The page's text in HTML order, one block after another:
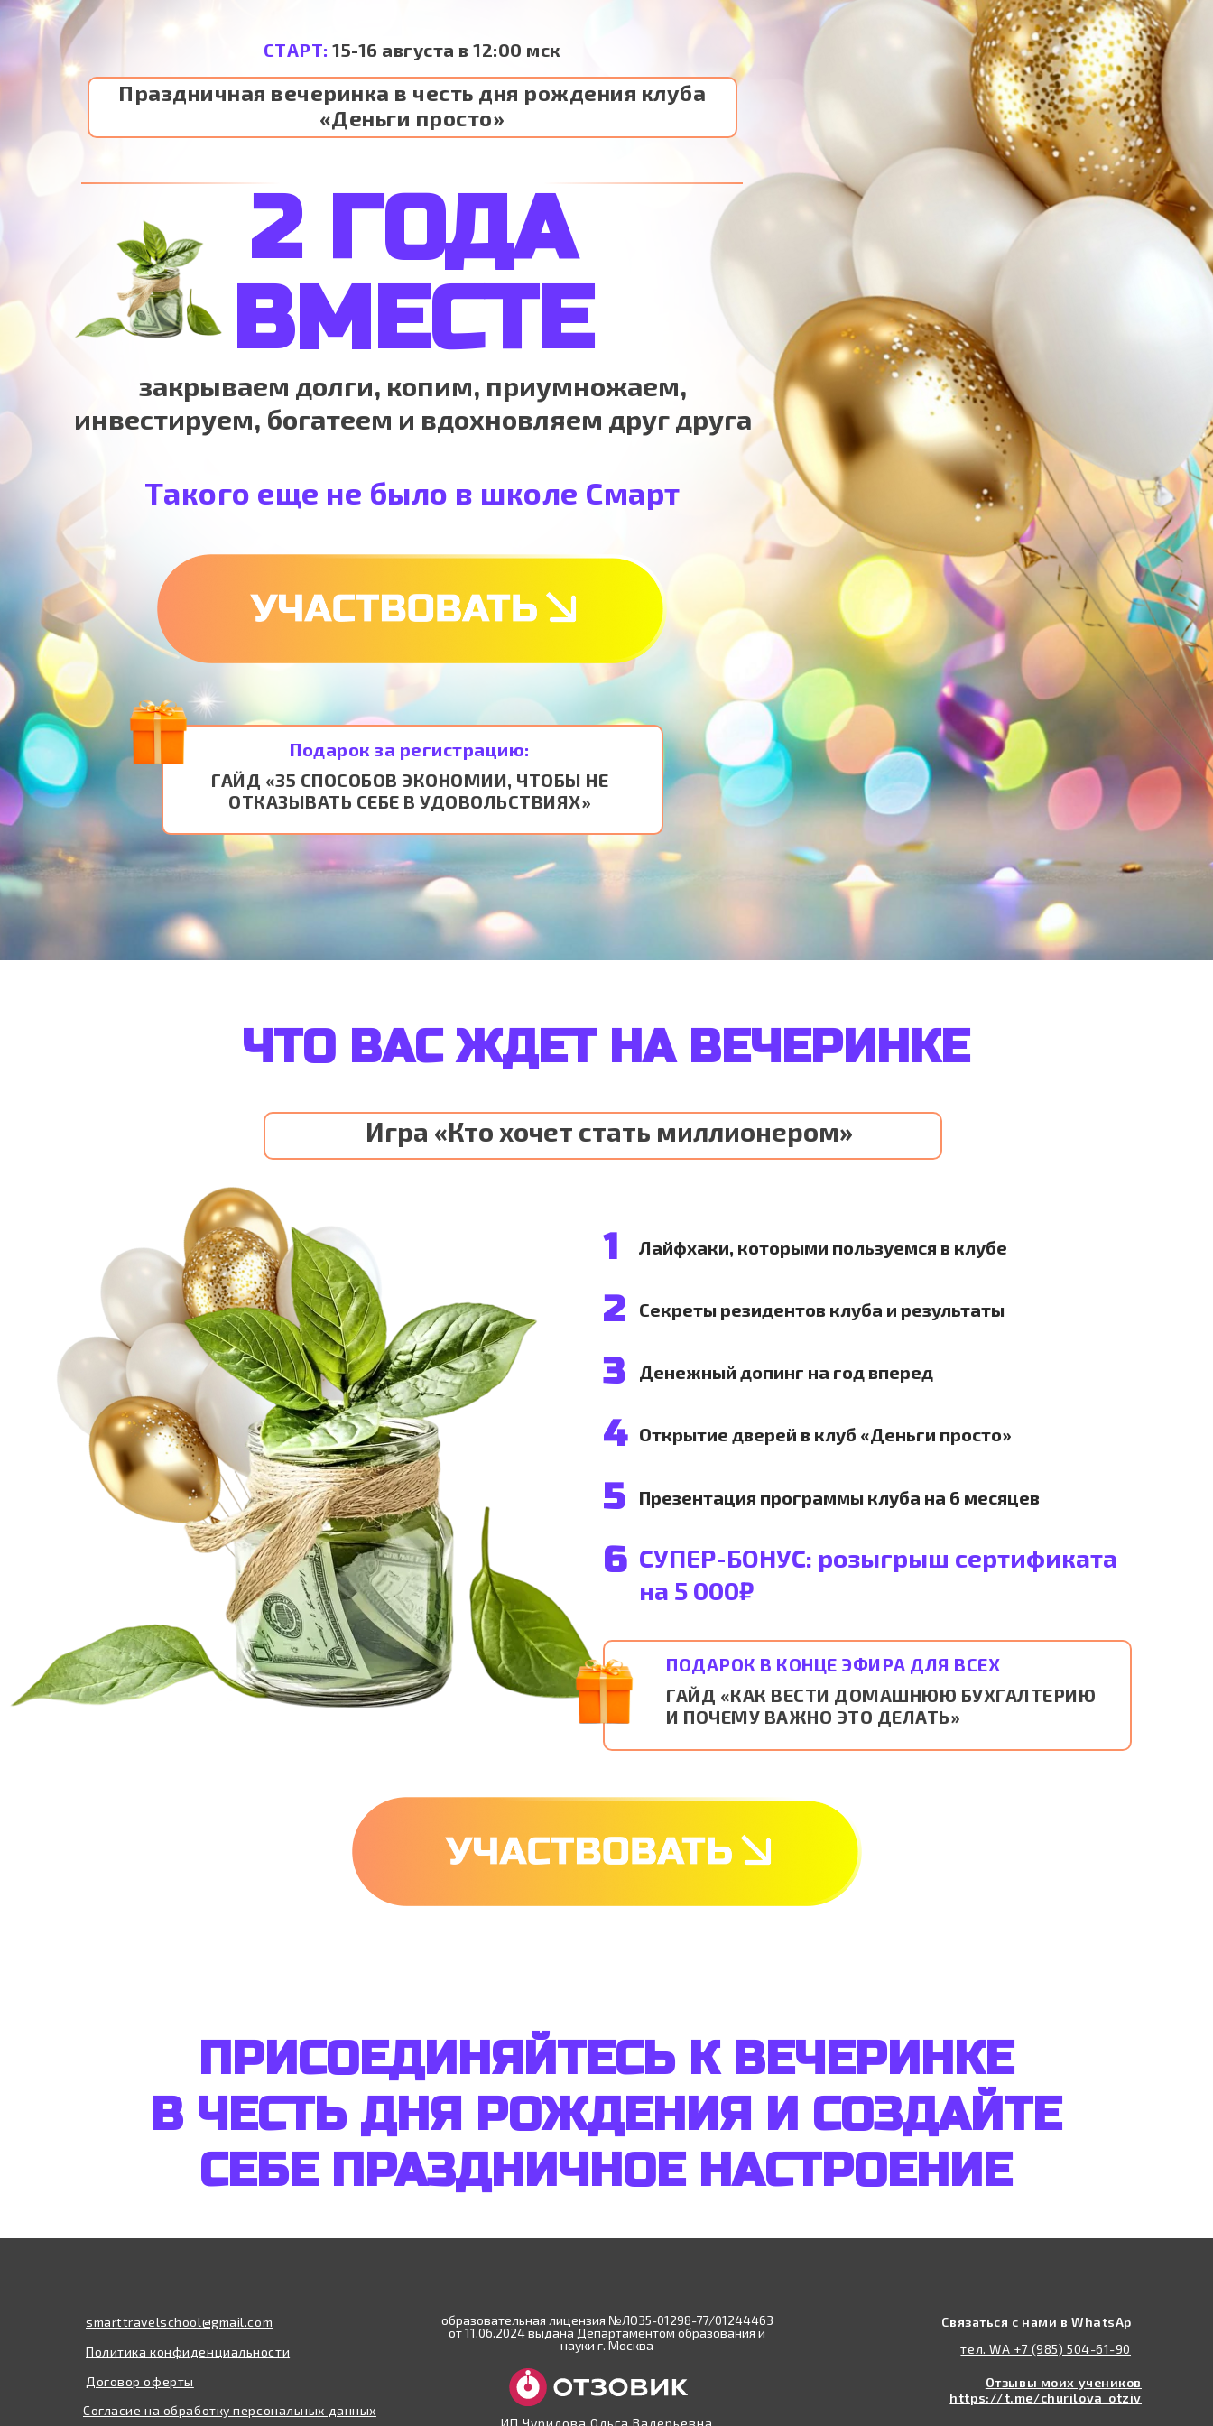
ВМЕСТЕ
2 ГОДА
закрываем долги, копим, приумножаем,
инвестируем, богатеем и вдохновляем друг друга
Такого еще не было в школе Смарт
ГАЙД «35 СПОСОБОВ ЭКОНОМИИ, ЧТОБЫ НЕ
ОТКАЗЫВАТЬ СЕБЕ В УДОВОЛЬСТВИЯХ»
Подарок за регистрацию:
Праздничная вечеринка в честь дня рождения клуба
«Деньги просто»
СТАРТ: 15-16 августа в 12:00 мск
ЧТО ВАС ЖДЕТ НА ВЕЧЕРИНКЕ
Игра «Кто хочет стать миллионером»
Лайфхаки, которыми пользуемся в клубе
1
2
Секреты резидентов клуба и результаты
3 Денежный допинг на год вперед
4 Открытие дверей в клуб «Деньги просто»
6 СУПЕР-БОНУС: розыгрыш сертификата
на 5 000₽
5
ПОДАРОК В КОНЦЕ ЭФИРА ДЛЯ ВСЕХ
ГАЙД «КАК ВЕСТИ ДОМАШНЮЮ БУХГАЛТЕРИЮ
И ПОЧЕМУ ВАЖНО ЭТО ДЕЛАТЬ»
Презентация программы клуба на 6 месяцев
ПРИСОЕДИНЯЙТЕСЬ К ВЕЧЕРИНКЕ
В ЧЕСТЬ ДНЯ РОЖДЕНИЯ И СОЗДАЙТЕ
СЕБЕ ПРАЗДНИЧНОЕ НАСТРОЕНИЕ
smarttravelschool@gmail.com
Политика конфиденциальности
Договор оферты
ИП Чурилова Ольга Валерьевна
Согласие на обработку персональных данных
Связаться с нами в WhatsAp
тел. WA +7 (985) 504-61-90
Отзывы моих учеников
https://t.me/churilova_otziv
образовательная лицензия №ЛО35-01298-77/01244463
от 11.06.2024 выдана Департаментом образования и
науки г. Москва